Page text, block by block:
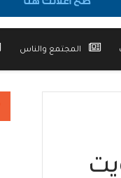
المجتمع والناس